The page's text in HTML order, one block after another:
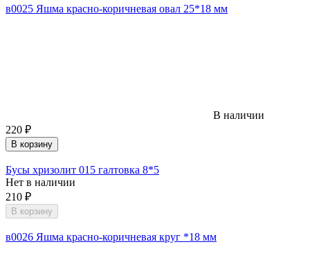
в0025 Яшма красно-коричневая овал 25*18 мм
В наличии
220 ₽
В корзину
Бусы хризолит 015 галтовка 8*5
Нет в наличии
210 ₽
В корзину
в0026 Яшма красно-коричневая круг *18 мм